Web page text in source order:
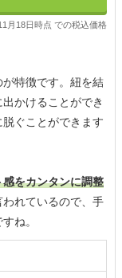
月18日時点 での税込価格
特徴です。紐を結
かけることができ
ぐことができます
をカンタンに調整
れているので、手
ね。